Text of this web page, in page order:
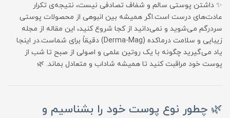
✨ داشتن پوستی سالم و شفاف تصادفی نیست، نتیجه‌ی تکرار
عادت‌های درست است.اگر همیشه بین انبوهی از محصولات پوستی
سردرگم می‌شوید و نمی‌دانید از کجا شروع کنید، این مقاله از مجله
زیبایی و سلامت درماکده (Derma-Mag) دقیقاً برای شماست.در اینجا
یاد می‌گیرید چگونه با یک روتین علمی و اصولی از صبح تا شب از
پوست خود مراقبت کنید تا همیشه شاداب و متعادل بماند. 🌿
🌿 چطور نوع پوست خود را بشناسیم و